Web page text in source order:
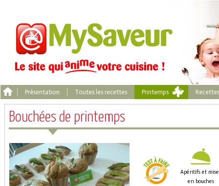
Présentation Toutes les recettes Printemps
Bouchées de printemps
Apéritifs et
en bouches